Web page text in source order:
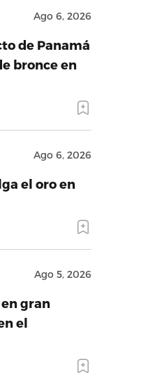
Ago 6, 2026
de Panamá
bronce en
Ago 6, 2026
el oro en
Ago 5, 2026
gran
el